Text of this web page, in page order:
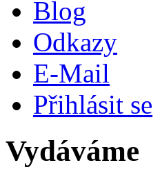
Blog
Odkazy
E-Mail
Přihlásit se
Vydáváme